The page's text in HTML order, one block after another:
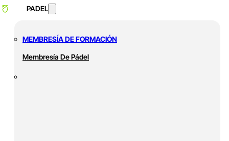
PADEL
MEMBRESÍA DE FORMACIÓN
Membresía De Pádel